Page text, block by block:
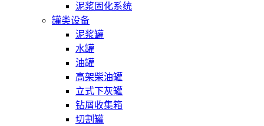
泥浆固化系统
罐类设备
泥浆罐
水罐
油罐
高架柴油罐
立式下灰罐
钻屑收集箱
切割罐